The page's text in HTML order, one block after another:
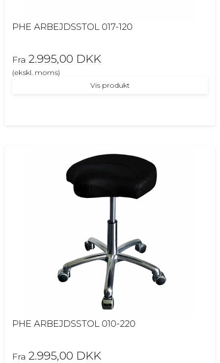
PHE ARBEJDSSTOL 017-120
Fra 2.995,00 DKK
(ekskl. moms)
Vis produkt
PHE ARBEJDSSTOL 010-220
Fra 2.995,00 DKK